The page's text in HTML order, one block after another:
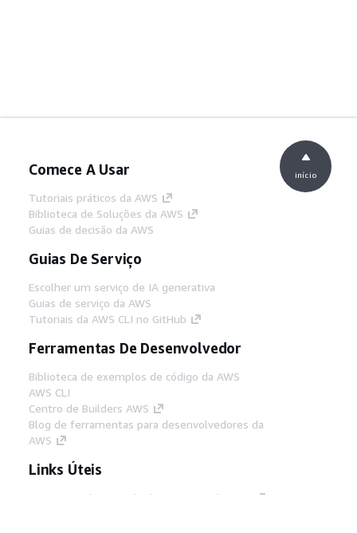
Comece A Usar
Tutoriais práticos da AWS
Biblioteca de Soluções da AWS
Guias de decisão da AWS
Guias De Serviço
Escolher um serviço de IA generativa
Guias de serviço da AWS
Tutoriais da AWS CLI no GitHub
Ferramentas De Desenvolvedor
Biblioteca de exemplos de código da AWS
AWS CLI
Centro de Builders AWS
Blog de ferramentas para desenvolvedores da
AWS
Links Úteis
Baixar servidor MCP de documentos da AWS
início